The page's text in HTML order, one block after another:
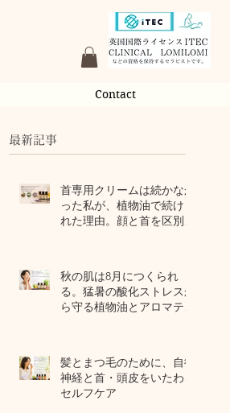
Contact
最新記事
首専用クリームは続かなか
った私が、植物油で続けら
れた理由。顔と首を区別し
秋の肌は8月につくられ
る。猛暑の酸化ストレスか
ら守る植物油とアロマテラ
髪とまつ毛のために、自律
神経と首・頭皮をいたわる
セルフケア